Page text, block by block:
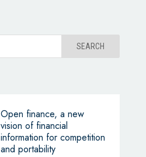
Open finance, a new
vision of financial
information for competition
and portability